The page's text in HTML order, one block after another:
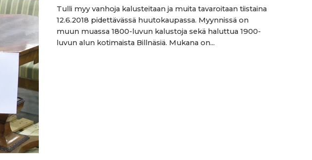
Tulli myy vanhoja kalusteitaan ja muita tavaroitaan tiistaina
12.6.2018 pidettävässä huutokaupassa. Myynnissä on
muun muassa 1800-luvun kalustoja sekä haluttua 1900-
luvun alun kotimaista Billnäsiä. Mukana on...